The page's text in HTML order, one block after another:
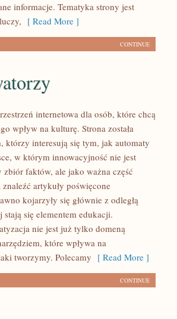
informacje. Tematyka strony jest
[ Read More ]
CONTINUE
internetowa dla osób, które chcą
wpływ na kulturę. Strona została
którzy interesują się tym, jak automaty
w którym innowacyjność nie jest
faktów, ale jako ważna część
artykuły poświęcone
kojarzyły się głównie z odległą
stają się elementem edukacji.
nie jest już tylko domeną
które wpływa na
tworzymy. Polecamy [ Read More ]
CONTINUE